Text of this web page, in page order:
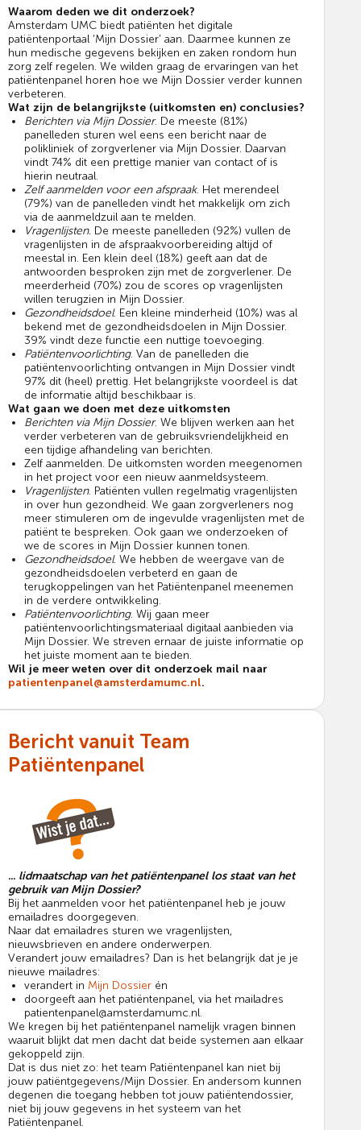
Waarom deden we dit onderzoek?
Amsterdam UMC biedt patiënten het digitale
patiëntenportaal ‘Mijn Dossier’ aan. Daarmee kunnen ze
hun medische gegevens bekijken en zaken rondom hun
zorg zelf regelen. We wilden graag de ervaringen van het
patiëntenpanel horen hoe we Mijn Dossier verder kunnen
verbeteren.
Wat zijn de belangrijkste (uitkomsten en) conclusies?
Berichten via Mijn Dossier. De meeste (81%)
panelleden sturen wel eens een bericht naar de
polikliniek of zorgverlener via Mijn Dossier. Daarvan
vindt 74% dit een prettige manier van contact of is
hierin neutraal.
Zelf aanmelden voor een afspraak. Het merendeel
(79%) van de panelleden vindt het makkelijk om zich
via de aanmeldzuil aan te melden.
Vragenlijsten. De meeste panelleden (92%) vullen de
vragenlijsten in de afspraakvoorbereiding altijd of
meestal in. Een klein deel (18%) geeft aan dat de
antwoorden besproken zijn met de zorgverlener. De
meerderheid (70%) zou de scores op vragenlijsten
willen terugzien in Mijn Dossier.
Gezondheidsdoel. Een kleine minderheid (10%) was al
bekend met de gezondheidsdoelen in Mijn Dossier.
39% vindt deze functie een nuttige toevoeging.
Patiëntenvoorlichting. Van de panelleden die
patiëntenvoorlichting ontvangen in Mijn Dossier vindt
97% dit (heel) prettig. Het belangrijkste voordeel is dat
de informatie altijd beschikbaar is.
Wat gaan we doen met deze uitkomsten
Berichten via Mijn Dossier. We blijven werken aan het
verder verbeteren van de gebruiksvriendelijkheid en
een tijdige afhandeling van berichten.
Zelf aanmelden. De uitkomsten worden meegenomen
in het project voor een nieuw aanmeldsysteem.
Vragenlijsten. Patiënten vullen regelmatig vragenlijsten
in over hun gezondheid. We gaan zorgverleners nog
meer stimuleren om de ingevulde vragenlijsten met de
patiënt te bespreken. Ook gaan we onderzoeken of
we de scores in Mijn Dossier kunnen tonen.
Gezondheidsdoel. We hebben de weergave van de
gezondheidsdoelen verbeterd en gaan de
terugkoppelingen van het Patiëntenpanel meenemen
in de verdere ontwikkeling.
Patiëntenvoorlichting. Wij gaan meer
patiëntenvoorlichtingsmateriaal digitaal aanbieden via
Mijn Dossier. We streven ernaar de juiste informatie op
het juiste moment aan te bieden.
Wil je meer weten over dit onderzoek mail naar
patientenpanel@amsterdamumc.nl.
Bericht vanuit Team
Patiëntenpanel
... lidmaatschap van het patiëntenpanel los staat van het
gebruik van Mijn Dossier?
Bij het aanmelden voor het patiëntenpanel heb je jouw
emailadres doorgegeven.
Naar dat emailadres sturen we vragenlijsten,
nieuwsbrieven en andere onderwerpen.
Verandert jouw emailadres? Dan is het belangrijk dat je je
nieuwe mailadres:
verandert in Mijn Dossier én
doorgeeft aan het patiëntenpanel, via het mailadres
patientenpanel@amsterdamumc.nl.
We kregen bij het patiëntenpanel namelijk vragen binnen
waaruit blijkt dat men dacht dat beide systemen aan elkaar
gekoppeld zijn.
Dat is dus niet zo: het team Patiëntenpanel kan niet bij
jouw patiëntgegevens/Mijn Dossier. En andersom kunnen
degenen die toegang hebben tot jouw patiëntendossier,
niet bij jouw gegevens in het systeem van het
Patiëntenpanel.